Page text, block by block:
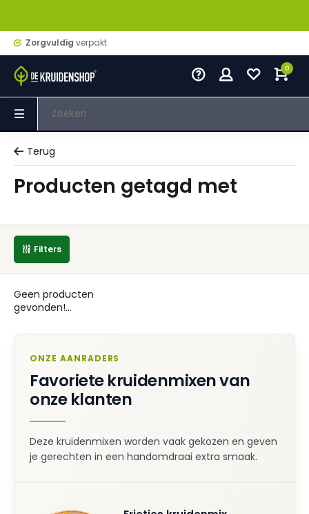
Zorgvuldig verpakt
0
Terug
Producten getagd met
Filters
Geen producten
gevonden!...
ONZE AANRADERS
Favoriete kruidenmixen van
onze klanten
Deze kruidenmixen worden vaak gekozen en geven
je gerechten in een handomdraai extra smaak.